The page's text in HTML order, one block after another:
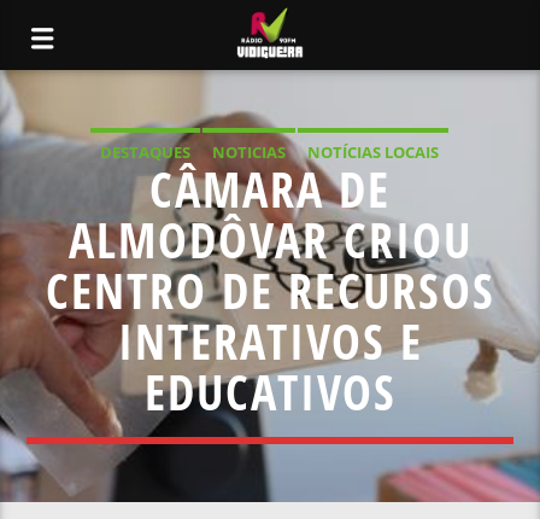
DESTAQUES NOTICIAS
NOTÍCIAS LOCAIS
NOTÍCIAS NACIONAIS
CÂMARA DE
ALMODÔVAR CRIOU
CENTRO DE RECURSOS
INTERATIVOS E
EDUCATIVOS